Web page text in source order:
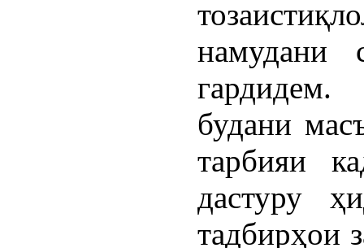
намудани
будани
тарбияи
дастуру
тадбирҳои